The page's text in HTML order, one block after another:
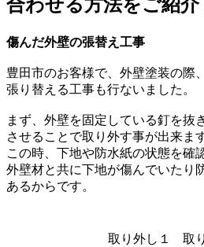
合わせる方法をご紹介
傷んだ外壁の張替え工事
豊田市のお客様で、外壁塗装の際
張り替える工事も行ないました。
まず、外壁を固定している釘を抜
させることで取り外す事が出来ます
この時、下地や防水紙の状態を確
外壁材と共に下地が傷んでいたり
あるからです。
取り外し１ 取